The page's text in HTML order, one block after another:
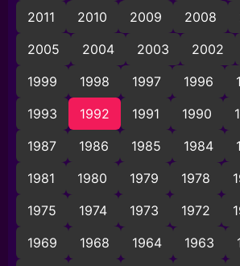
2011
2010 2009 2008
2005
2004 2003 2002
1999
1998 1997 1996
1993
1992 1991 1990
1987
1986 1985 1984
1981
1980 1979 1978
1975
1974 1973 1972
1969
1968 1964 1963